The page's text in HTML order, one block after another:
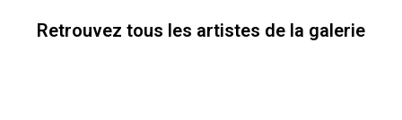
Retrouvez tous les artistes de la galerie